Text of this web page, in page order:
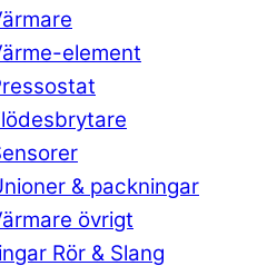
element
& packningar
övrigt
Rör & Slang